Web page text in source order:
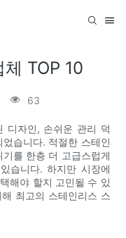
TOP 10
63
디자인, 손쉬운 관리 덕
습니다. 적절한 스테인
를 한층 더 고급스럽게
습니다. 하지만 시장에
해야 할지 고민될 수 있
최고의 스테인리스 스